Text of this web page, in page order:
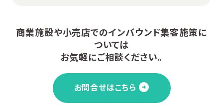
商業施設や小売店でのインバウンド集客施策に
ついては
お気軽にご相談ください。
お問合せはこちら